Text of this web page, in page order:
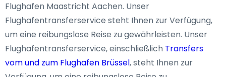
Flughafen Maastricht Aachen. Unser
Flughafentransferservice steht Ihnen zur Verfügung,
um eine reibungslose Reise zu gewährleisten. Unser
Flughafentransferservice, einschließlich Transfers
vom und zum Flughafen Brüssel, steht Ihnen zur